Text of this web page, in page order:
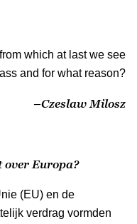
which at last we see
and for what reason?
–Czeslaw Milosz
over Europa?
(EU) en de
verdrag vormden